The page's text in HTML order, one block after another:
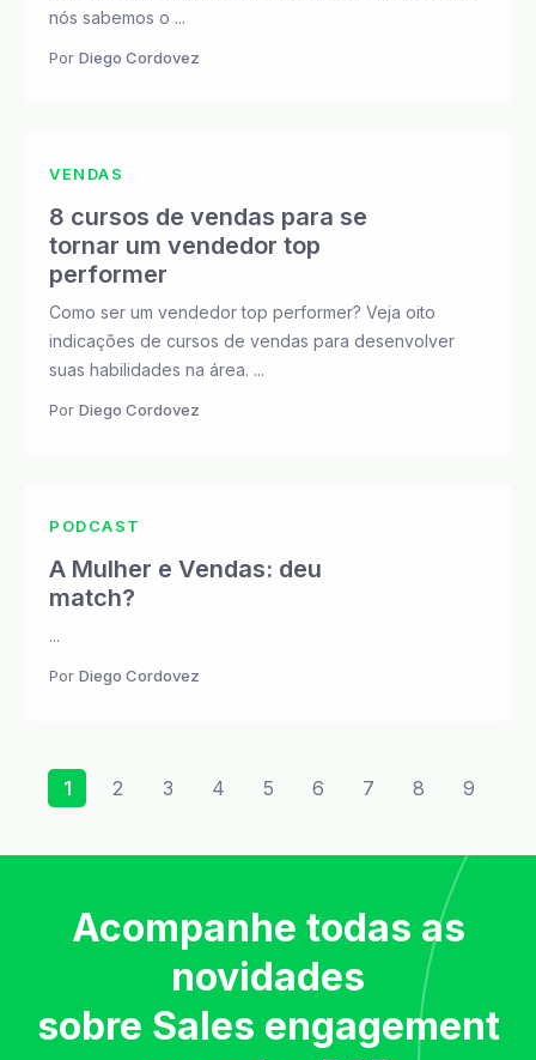
nós sabemos o ...
Por Diego Cordovez
VENDAS
8 cursos de vendas para se
tornar um vendedor top
performer
Como ser um vendedor top performer? Veja oito
indicações de cursos de vendas para desenvolver
suas habilidades na área. ...
Por Diego Cordovez
PODCAST
A Mulher e Vendas: deu
match?
...
Por Diego Cordovez
1 2 3 4 5 6 7 8 9
Acompanhe todas as
novidades
sobre Sales engagement